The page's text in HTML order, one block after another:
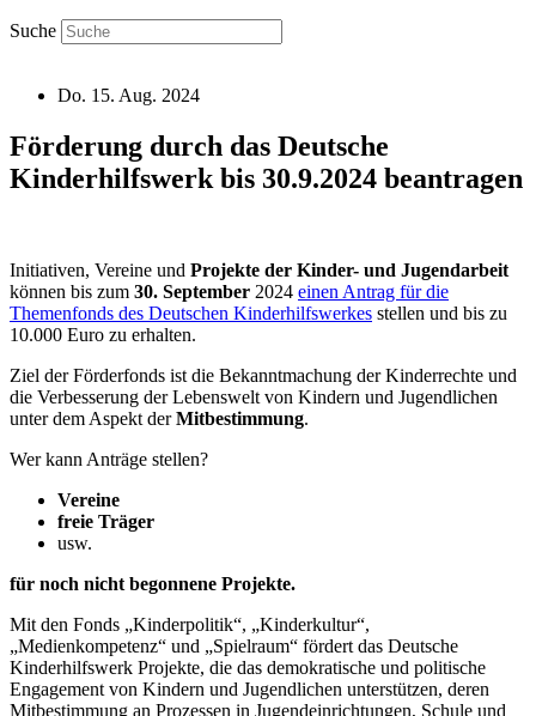
Suche
Do. 15. Aug. 2024
Förderung durch das Deutsche
Kinderhilfswerk bis 30.9.2024 beantragen
Initiativen, Vereine und Projekte der Kinder- und Jugendarbeit
können bis zum 30. September 2024 einen Antrag für die
Themenfonds des Deutschen Kinderhilfswerkes stellen und bis zu
10.000 Euro zu erhalten.
Ziel der Förderfonds ist die Bekanntmachung der Kinderrechte und
die Verbesserung der Lebenswelt von Kindern und Jugendlichen
unter dem Aspekt derMitbestimmung.
Wer kann Anträge stellen?
Vereine
freie Träger
usw.
für noch nicht begonnene Projekte.
Mit den Fonds „Kinderpolitik“, „Kinderkultur“,
„Medienkompetenz“ und „Spielraum“ fördert das Deutsche
Kinderhilfswerk Projekte, die das demokratische und politische
Engagement von Kindern und Jugendlichen unterstützen, deren
Mitbestimmung an Prozessen in Jugendeinrichtungen, Schule und